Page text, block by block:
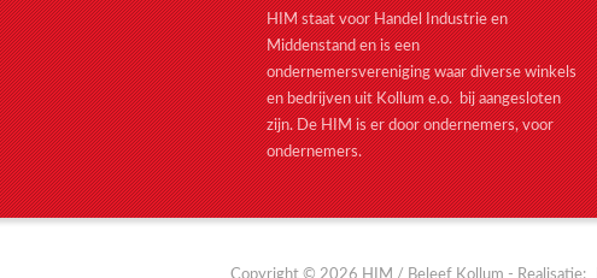
HIM staat voor Handel Industrie en
Middenstand en is een
ondernemersvereniging waar diverse winkels
en bedrijven uit Kollum e.o. bij aangesloten
zijn. De HIM is er door ondernemers, voor
ondernemers.